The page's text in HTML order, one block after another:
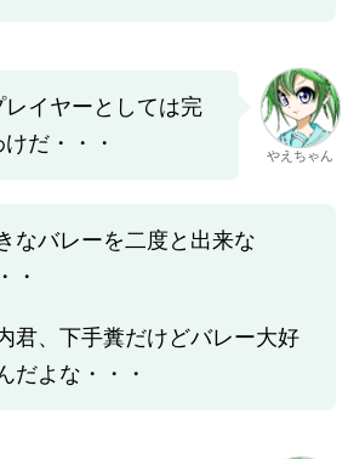
イヤーとしては完
だ・・・
やえちゃん
なバレーを二度と出来な
・
君、下手糞だけどバレー大好
だよな・・・